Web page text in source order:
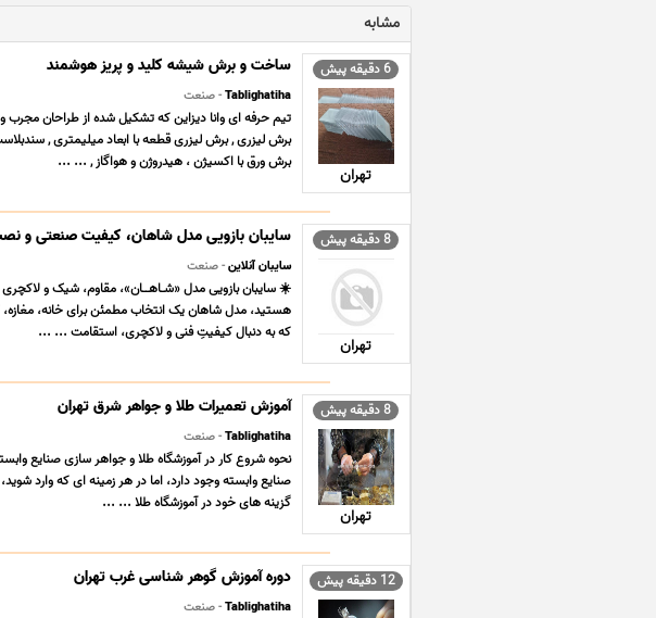
مشابه
6 دقیقه پیش
تهران
ساخت و برش شیشه کلید و پریز هوشمند
Tablighatiha- صنعت
تیم حرفه ای وانا دیزاین که تشکیل شده از طراحان
برش ورق با اکسیژن ، هیدروژن و هواگاز , ... ...
8 دقیقه پیش
تهران
سایبان بازویی مدل شاهان، کیفیت صنعتی و
سایبان آنلاین- صنعت
☀️ سایبان بازویی مدل «شـاهــان»، مقاوم، شیک و لاکچری
هستید، مدل شاهان یک انتخاب مطمئن برای خانه،
که به دنبال کیفیتِ فنی و لاکچری، استقامت ... ...
8 دقیقه پیش
تهران
آموزش تعمیرات طلا و جواهر شرق تهران
Tablighatiha- صنعت
نحوه شروع کار در آموزشگاه طلا و جواهر سازی صنایع
صنایع وابسته وجود دارد، اما در هر زمینه ای که وارد
گزینه های خود در آموزشگاه طلا ... ...
12 دقیقه پیش دوره آموزش گوهر شناسی غرب تهران
Tablighatiha- صنعت